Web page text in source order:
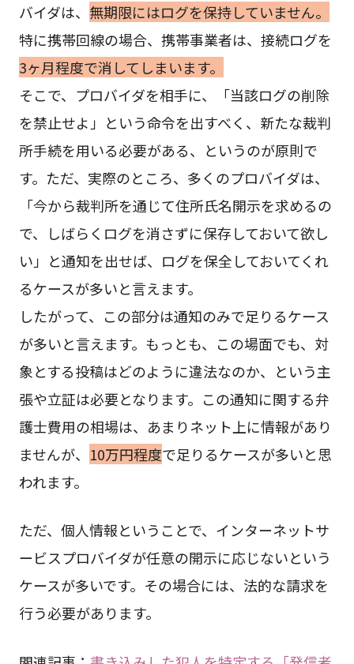
バイダは、 無期限にはログを保持していません。
特に携帯回線の場合、携帯事業者は、接続ログを
3ヶ月程度で消してしまいます。
そこで、プロバイダを相手に、「当該ログの削除
を禁止せよ」という命令を出すべく、新たな裁判
所手続を用いる必要がある、というのが原則で
す。ただ、実際のところ、多くのプロバイダは、
「今から裁判所を通じて住所氏名開示を求めるの
で、しばらくログを消さずに保存しておいて欲し
い」と通知を出せば、ログを保全しておいてくれ
るケースが多いと言えます。
したがって、この部分は通知のみで足りるケース
が多いと言えます。もっとも、この場面でも、対
象とする投稿はどのように違法なのか、という主
張や立証は必要となります。この通知に関する弁
護士費用の相場は、あまりネット上に情報があり
ませんが、 10万円程度で足りるケースが多いと思
われます。
ただ、個人情報ということで、インターネットサ
ービスプロバイダが任意の開示に応じないという
ケースが多いです。その場合には、法的な請求を
行う必要があります。